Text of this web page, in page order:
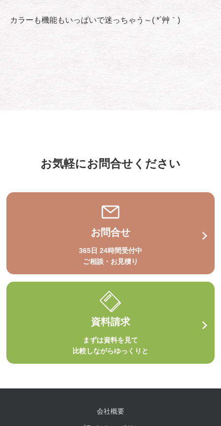
カラーも機能もいっぱいで迷っちゃう～( *´艸｀)
お気軽にお問合せください
お問合せ
365日 24時間受付中
ご相談・お見積り
資料請求
まずは資料を見て
比較しながらゆっくりと
会社概要